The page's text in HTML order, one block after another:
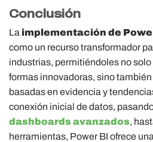
Conclusión
La implementación de
como un recurso transformador
industrias, permitiéndoles no
formas innovadoras, sino
basadas en evidencia y
conexión inicial de datos,
dashboards avanzados,
herramientas, Power BI ofrece